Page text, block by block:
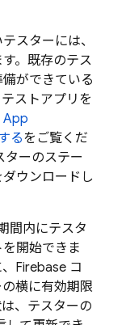
スターには、
。既存のテス
ができている
ストアプリを
App
るをご覧くだ
ターのステー
ウンロードし
間内にテスタ
開始できま
Firebase コ
横に有効期限
、テスターの